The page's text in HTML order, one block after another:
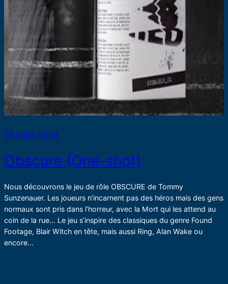
18 mars 2024
Obscure (One-shot)
Nous découvrons le jeu de rôle OBSCURE de Tommy
Sunzenauer. Les joueurs n’incarnent pas des héros mais des gens
normaux sont pris dans l’horreur, avec la Mort qui les attend au
coin de la rue… Le jeu s’inspire des classiques du genre Found
Footage, Blair Witch en tête, mais aussi Ring, Alan Wake ou
encore…